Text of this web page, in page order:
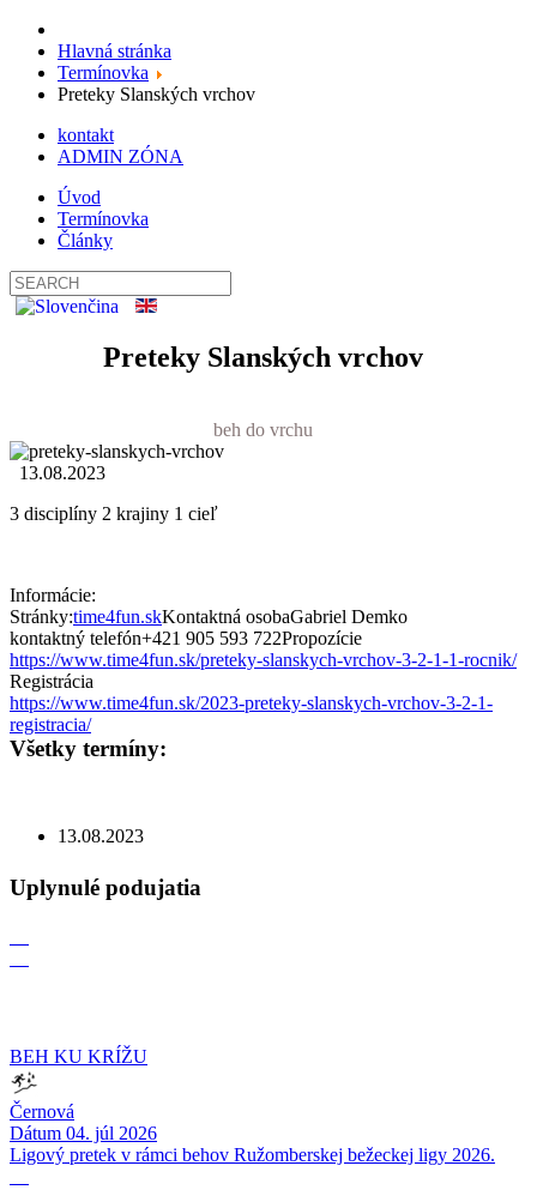
Hlavná stránka
Termínovka
Preteky Slanských vrchov
kontakt
ADMIN ZÓNA
Úvod
Termínovka
Články
Preteky Slanských vrchov
beh do vrchu
13.08.2023
3 disciplíny 2 krajiny 1 cieľ
Informácie:
Stránky:time4fun.skKontaktná osobaGabriel Demko
kontaktný telefón+421 905 593 722Propozície
https://www.time4fun.sk/preteky-slanskych-vrchov-3-2-1-1-rocnik/
Registrácia
https://www.time4fun.sk/2023-preteky-slanskych-vrchov-3-2-1-
registracia/
Všetky termíny:
13.08.2023
Uplynulé podujatia
BEH KU KRÍŽU
Černová
Dátum 04. júl 2026
Ligový pretek v rámci behov Ružomberskej bežeckej ligy 2026.